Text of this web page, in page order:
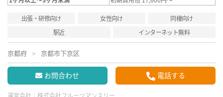
出張・研修向け 女性向け
同棲向け
駅近
インターネット無料
京都府 京都市下京区
お問合わせ 電話する
運営会社： 株式会社フルーツマンスリー